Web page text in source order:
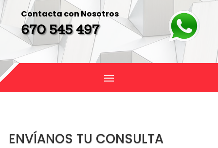
Contacta con Nosotros
670 545 497
ENVÍANOS TU CONSULTA